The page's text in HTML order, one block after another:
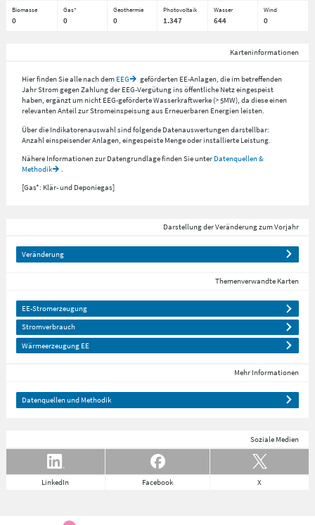
Biomasse Gas* Geothermie Photovoltaik Wasser Wind
0 0 0 1.347 644 0
Karteninformationen
Hier finden Sie alle nach dem EEG
geförderten EE-Anlagen, die im betreffenden
Jahr Strom gegen Zahlung der EEG-Vergütung ins öffentliche Netz eingespeist
haben, ergänzt um nicht EEG-geförderte Wasserkraftwerke (> 5MW), da diese einen
relevanten Anteil zur Stromeinspeisung aus Erneuerbaren Energien leisten.
Über die Indikatorenauswahl sind folgende Datenauswertungen darstellbar:
Anzahl einspeisender Anlagen, eingespeiste Menge oder installierte Leistung.
Nähere Informationen zur Datengrundlage finden Sie unter Datenquellen &
Methodik
.
[Gas*: Klär- und Deponiegas]
Darstellung der Veränderung zum Vorjahr
Veränderung
Themenverwandte Karten
EE-Stromerzeugung
Stromverbrauch
Wärmeerzeugung EE
Mehr Informationen
Datenquellen und Methodik
Soziale Medien
LinkedIn Facebook X